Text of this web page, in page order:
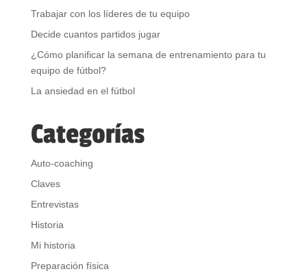
Trabajar con los líderes de tu equipo
Decide cuantos partidos jugar
¿Cómo planificar la semana de entrenamiento para tu
equipo de fútbol?
La ansiedad en el fútbol
Categorías
Auto-coaching
Claves
Entrevistas
Historia
Mi historia
Preparación física